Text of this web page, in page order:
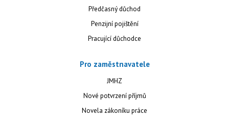
Předčasný důchod
Penzijní pojištění
Pracující důchodce
Pro zaměstnavatele
JMHZ
Nové potvrzení příjmů
Novela zákoníku práce